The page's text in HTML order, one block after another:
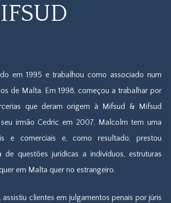
em 1995 e trabalhou como associado num
de Malta. Em 1998, começou a trabalhar por
que deram origem à Mifsud & Mifsud
irmão Cedric em 2007. Malcolm tem uma
e comerciais e, como resultado, prestou
de questões jurídicas a indivíduos, estruturas
em Malta quer no estrangeiro.
clientes em julgamentos penais por júris